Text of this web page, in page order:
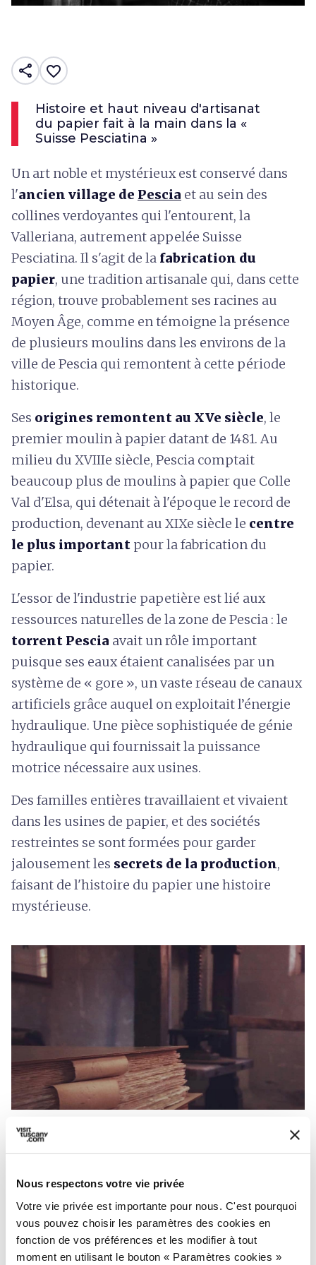
Nous respectons votre vie privée
Votre vie privée est importante pour nous. C'est pourquoi
vous pouvez choisir les paramètres des cookies en
fonction de vos préférences et les modifier à tout
moment en utilisant le bouton « Paramètres cookies »
share favorite_border
Histoire et haut niveau d'artisanat
du papier fait à la main dans la «
Suisse Pesciatina »
Un art noble et mystérieux est conservé dans
l'ancien village de Pescia et au sein des
collines verdoyantes qui l'entourent, la
Valleriana, autrement appelée Suisse
Pesciatina. Il s'agit de la fabrication du
papier, une tradition artisanale qui, dans cette
région, trouve probablement ses racines au
Moyen Âge, comme en témoigne la présence
de plusieurs moulins dans les environs de la
ville de Pescia qui remontent à cette période
historique.
Ses origines remontent au XVe siècle, le
premier moulin à papier datant de 1481. Au
milieu du XVIIIe siècle, Pescia comptait
beaucoup plus de moulins à papier que Colle
Val d'Elsa, qui détenait à l'époque le record de
production, devenant au XIXe siècle le centre
le plus important pour la fabrication du
papier.
L'essor de l'industrie papetière est lié aux
ressources naturelles de la zone de Pescia : le
torrent Pescia avait un rôle important
puisque ses eaux étaient canalisées par un
système de « gore », un vaste réseau de canaux
artificiels grâce auquel on exploitait l’énergie
hydraulique. Une pièce sophistiquée de génie
hydraulique qui fournissait la puissance
motrice nécessaire aux usines.
Des familles entières travaillaient et vivaient
dans les usines de papier, et des sociétés
restreintes se sont formées pour garder
jalousement les secrets de la production,
faisant de l'histoire du papier une histoire
mystérieuse.
Le papier de Pescia - Credit:
Le Musée du papier de
Pescia
Le papier, un produit d'usage courant qui cache
une histoire fascinante que vous pouvez
découvrir grâce auMusée du papier de
Pescia, fondé pour transmettre cet ancien